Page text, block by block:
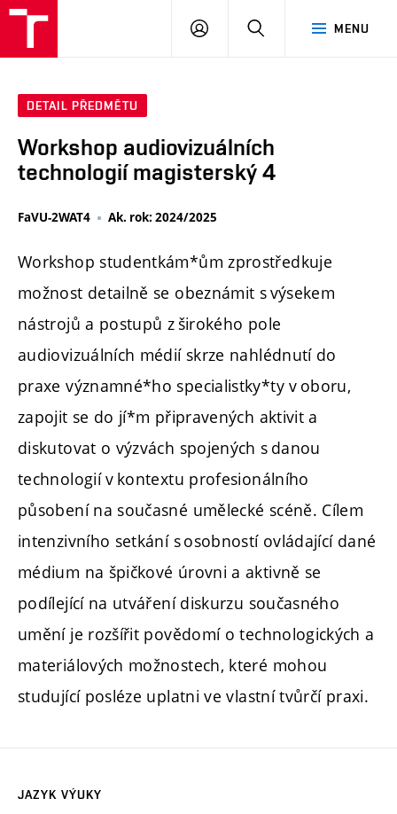
MENU
PŘIHLÁSIT
DETAIL PŘEDMĚTU
Workshop audiovizuálních
technologií magisterský 4
FaVU-2WAT4 Ak. rok: 2024/2025
Workshop studentkám*ům zprostředkuje
možnost detailně se obeznámit s výsekem
nástrojů a postupů z širokého pole
audiovizuálních médií skrze nahlédnutí do
praxe významné*ho specialistky*ty v oboru,
zapojit se do jí*m připravených aktivit a
diskutovat o výzvách spojených s danou
technologií v kontextu profesionálního
působení na současné umělecké scéně. Cílem
intenzivního setkání s osobností ovládající dané
médium na špičkové úrovni a aktivně se
podílející na utváření diskurzu současného
umění je rozšířit povědomí o technologických a
materiálových možnostech, které mohou
studující posléze uplatni ve vlastní tvůrčí praxi.
JAZYK VÝUKY